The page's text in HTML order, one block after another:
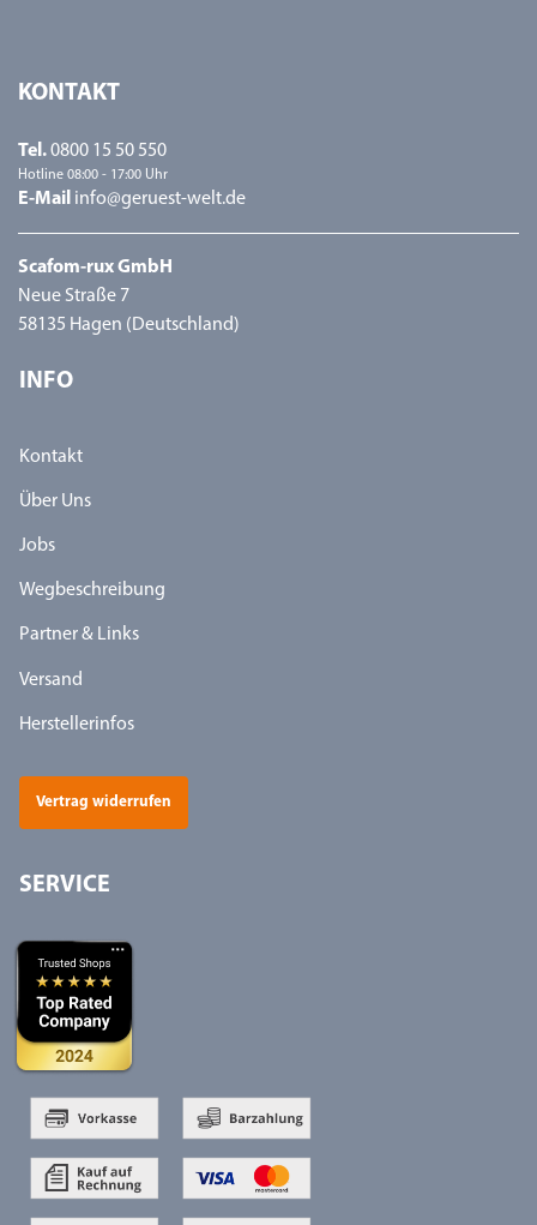
KONTAKT
Tel.0800 15 50 550
Hotline 08:00 - 17:00 Uhr
E-Mail info@geruest-welt.de
Scafom-rux GmbH
Neue Straße 7
58135 Hagen (Deutschland)
INFO
Kontakt
Über Uns
Jobs
Wegbeschreibung
Partner & Links
Versand
Herstellerinfos
Vertrag widerrufen
SERVICE